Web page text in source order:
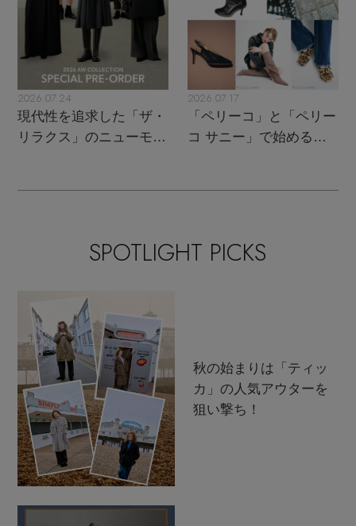
2026.07.24
現代性を追求した「ザ・
リラクス」のニューモダ
2026.07.17
「ペリーコ」と「ペリー
コ サニー」で始める秋
SPOTLIGHT PICKS
秋の始まりは「ティッ
カ」の人気アウターを
狙い撃ち！